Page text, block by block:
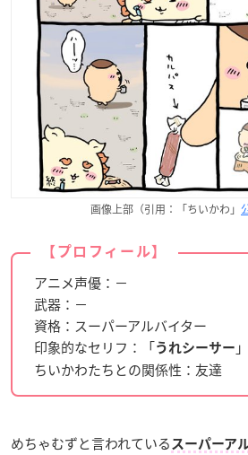
画像上部（引用：「ちいかわ」
【プロフィール】
アニメ声優：－
武器：－
資格：スーパーアルバイター
印象的なセリフ：「うれシーサー 」
ちいかわたちとの関係性：友達
めちゃむずと言われている スーパーア